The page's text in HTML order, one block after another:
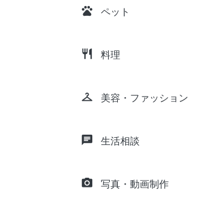
pets ペット
restaurant 料理
checkroom 美容・ファッション
chat 生活相談
camera_alt 写真・動画制作